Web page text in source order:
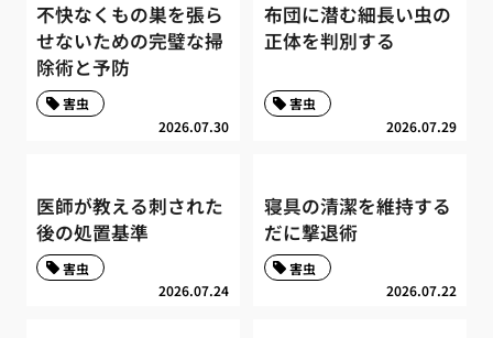
不快なくもの巣を張ら
せないための完璧な掃
除術と予防
2026.07.30
害虫
布団に潜む細長い虫の
正体を判別する
2026.07.29
害虫
医師が教える刺された
後の処置基準
2026.07.24
害虫
寝具の清潔を維持する
だに撃退術
2026.07.22
害虫